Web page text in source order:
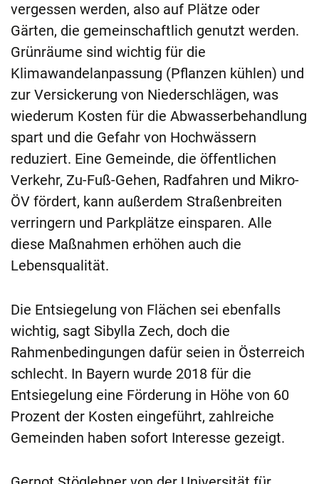
vergessen werden, also auf Plätze oder
Gärten, die gemeinschaftlich genutzt werden.
Grünräume sind wichtig für die
Klimawandelanpassung (Pflanzen kühlen) und
zur Versickerung von Niederschlägen, was
wiederum Kosten für die Abwasserbehandlung
spart und die Gefahr von Hochwässern
reduziert. Eine Gemeinde, die öffentlichen
Verkehr, Zu-Fuß-Gehen, Radfahren und Mikro-
ÖV fördert, kann außerdem Straßenbreiten
verringern und Parkplätze einsparen. Alle
diese Maßnahmen erhöhen auch die
Lebensqualität.
Die Entsiegelung von Flächen sei ebenfalls
wichtig, sagt Sibylla Zech, doch die
Rahmenbedingungen dafür seien in Österreich
schlecht. In Bayern wurde 2018 für die
Entsiegelung eine Förderung in Höhe von 60
Prozent der Kosten eingeführt, zahlreiche
Gemeinden haben sofort Interesse gezeigt.